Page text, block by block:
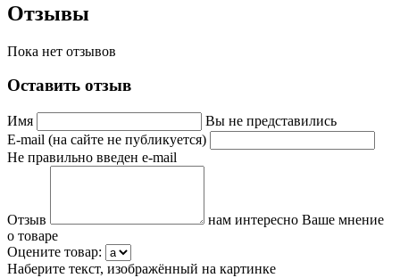
Отзывы
Пока нет отзывов
Оставить отзыв
Имя
Вы не представились
E-mail (на сайте не публикуется)
Не правильно введен e-mail
Отзыв
нам интересно Ваше мнение
о товаре
Оцените товар:
Наберите текст, изображённый на картинке